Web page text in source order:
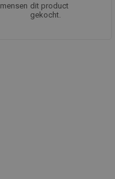
mensen dit product
gekocht.